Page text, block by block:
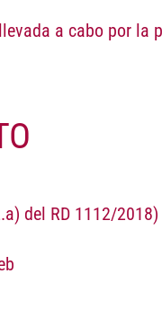
a cabo por la
del RD 1112/